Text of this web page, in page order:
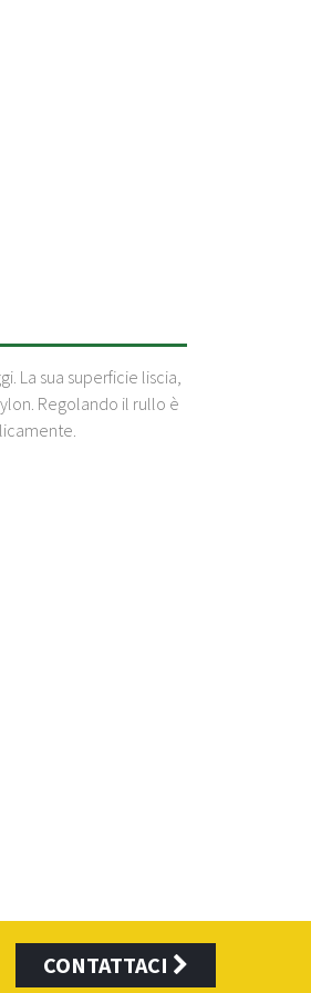
La sua superficie liscia,
Regolando il rullo è
CONTATTACI